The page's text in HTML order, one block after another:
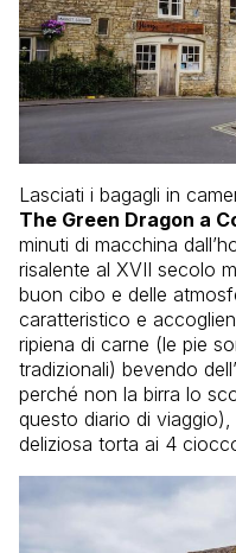
Lasciati i bagagli in
The Green Dragon a
minuti di macchina
risalente al XVII secolo
buon cibo e delle
caratteristico e
ripiena di carne (le pie
tradizionali) bevendo
perché non la birra lo
questo diario di
deliziosa torta ai 4